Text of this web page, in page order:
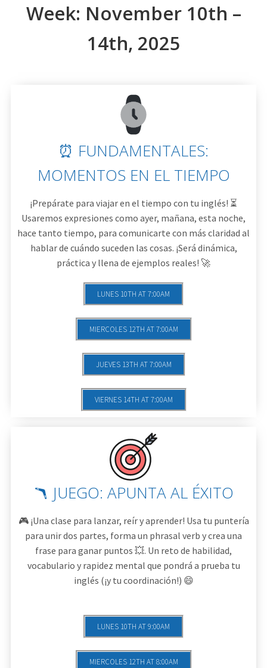
Week: November 10th –
14th, 2025
⏰ FUNDAMENTALES:
MOMENTOS EN EL TIEMPO
¡Prepárate para viajar en el tiempo con tu inglés! ⏳
Usaremos expresiones como ayer, mañana, esta noche,
hace tanto tiempo, para comunicarte con más claridad al
hablar de cuándo suceden las cosas. ¡Será dinámica,
práctica y llena de ejemplos reales! 🚀
LUNES 10TH AT 7:00AM
MIERCOLES 12TH AT 7:00AM
JUEVES 13TH AT 7:00AM
VIERNES 14TH AT 7:00AM
🪃 JUEGO: APUNTA AL ÉXITO
🎮 ¡Una clase para lanzar, reír y aprender! Usa tu puntería
para unir dos partes, forma un phrasal verb y crea una
frase para ganar puntos 💥. Un reto de habilidad,
vocabulario y rapidez mental que pondrá a prueba tu
inglés (¡y tu coordinación!) 😄
LUNES 10TH AT 9:00AM
MIERCOLES 12TH AT 8:00AM